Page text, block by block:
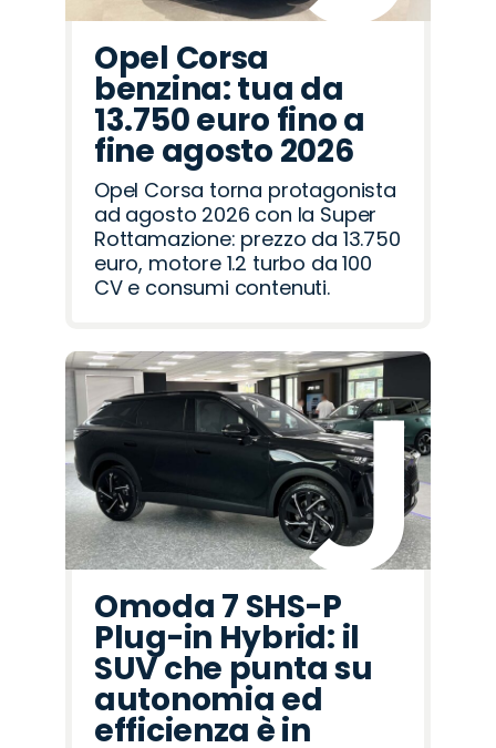
Opel Corsa
benzina: tua da
13.750 euro fino a
fine agosto 2026
Opel Corsa torna protagonista
ad agosto 2026 con la Super
Rottamazione: prezzo da 13.750
euro, motore 1.2 turbo da 100
CV e consumi contenuti.
Omoda 7 SHS-P
Plug-in Hybrid: il
SUV che punta su
autonomia ed
efficienza è in